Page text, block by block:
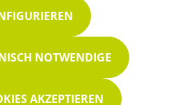
NOTWENDIGE
AKZEPTIEREN